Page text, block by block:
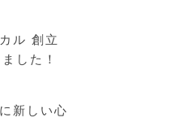
ル 創立
した！
新しい心